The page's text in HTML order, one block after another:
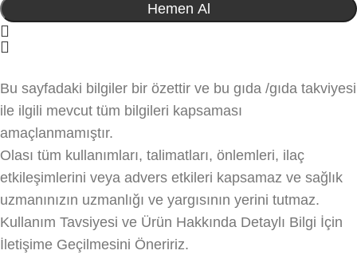
Hemen Al
Bu sayfadaki bilgiler bir özettir ve bu gıda /gıda takviyesi
ile ilgili mevcut tüm bilgileri kapsaması
amaçlanmamıştır.
Olası tüm kullanımları, talimatları, önlemleri, ilaç
etkileşimlerini veya advers etkileri kapsamaz ve sağlık
uzmanınızın uzmanlığı ve yargısının yerini tutmaz.
Kullanım Tavsiyesi ve Ürün Hakkında Detaylı Bilgi İçin
İletişime Geçilmesini Öneririz.